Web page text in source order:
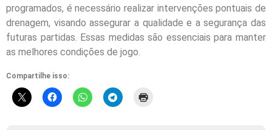
programados, é necessário realizar intervenções pontuais de
drenagem, visando assegurar a qualidade e a segurança das
futuras partidas. Essas medidas são essenciais para manter
as melhores condições de jogo.
Compartilhe isso: